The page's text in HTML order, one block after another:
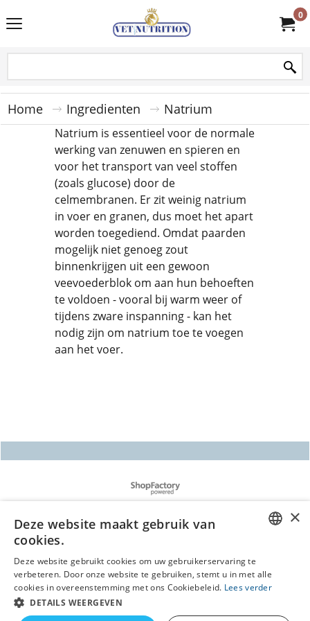
0
Home Ingredienten Natrium
Natrium is essentieel voor de normale
werking van zenuwen en spieren en
voor het transport van veel stoffen
(zoals glucose) door de
celmembranen. Er zit weinig natrium
in voer en granen, dus moet het apart
worden toegediend. Omdat paarden
mogelijk niet genoeg zout
binnenkrijgen uit een gewoon
veevoederblok om aan hun behoeften
te voldoen - vooral bij warm weer of
tijdens zware inspanning - kan het
nodig zijn om natrium toe te voegen
aan het voer.
Webwinkel gemaakt met
ShopFactory webwinkel
software.
GERMAN
Deze website maakt gebruik van
cookies.
Deze website gebruikt cookies om uw gebruikerservaring te
verbeteren. Door onze website te gebruiken, stemt u in met alle
cookies in overeenstemming met ons Cookiebeleid. Lees verder
DETAILS WEERGEVEN